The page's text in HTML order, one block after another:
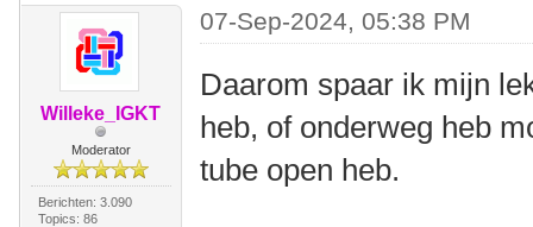
Willeke_IGKT
Moderator
Berichten: 3.090
Topics: 86
07-Sep-2024, 05:38 PM
Daarom spaar ik mijn
heb, of onderweg heb
tube open heb.